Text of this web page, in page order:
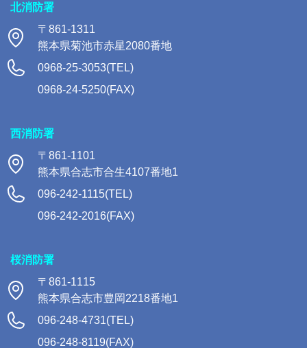
北消防署
〒861-1311
熊本県菊池市赤星2080番地
0968-25-3053(TEL)
0968-24-5250(FAX)
西消防署
〒861-1101
熊本県合志市合生4107番地1
096-242-1115(TEL)
096-242-2016(FAX)
桜消防署
〒861-1115
熊本県合志市豊岡2218番地1
096-248-4731(TEL)
096-248-8119(FAX)